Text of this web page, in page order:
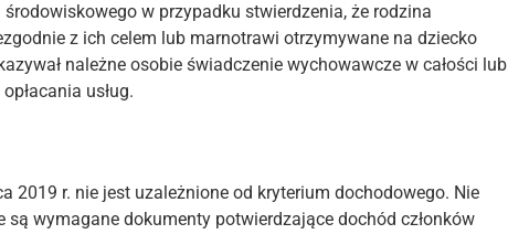
w przypadku stwierdzenia, że rodzina
z ich celem lub marnotrawi otrzymywane na dziecko
należne osobie świadczenie wychowawcze w całości lub
usług.
2019 r. nie jest uzależnione od kryterium dochodowego. Nie
wymagane dokumenty potwierdzające dochód członków